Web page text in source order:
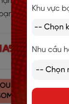
hiểu rõ hơn về
Khu vực
Nhu cầu